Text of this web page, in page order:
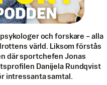
och forskare – alla
värld. Liksom förstås
där sportchefen Jonas
Danijela Rundqvist
intressanta samtal.